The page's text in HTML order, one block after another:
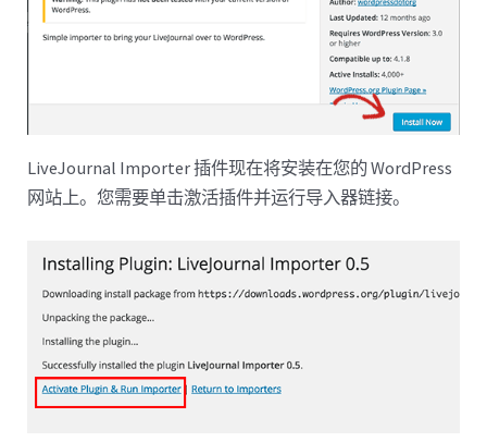
LiveJournal Importer 插件现在将安装在您的 WordPress
网站上。您需要单击激活插件并运行导入器链接。